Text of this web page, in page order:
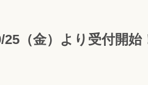
（金）より受付開